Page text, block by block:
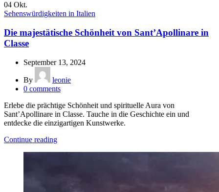
04 Okt.
Sehenswürdigkeiten in Italien
Die majestätische Schönheit von Sant’Apollinare in
Classe
September 13, 2024
By
leonie
0 comments
Erlebe die prächtige Schönheit und spirituelle Aura von
Sant’Apollinare in Classe. Tauche in die Geschichte ein und
entdecke die einzigartigen Kunstwerke.
Continue reading